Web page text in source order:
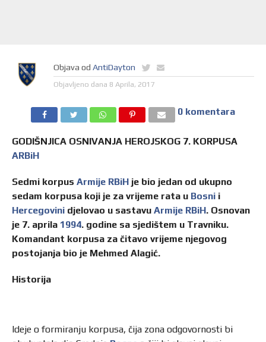
Objava od AntiDayton
Objavljeno dana 8 Aprila, 2017
0 komentara
GODIŠNJICA OSNIVANJA HEROJSKOG 7. KORPUSA
ARBiH
Sedmi korpus Armije RBiHje bio jedan od ukupno
sedam korpusa koji je za vrijeme rata u Bosnii
Hercegovinidjelovao u sastavu Armije RBiH. Osnovan
je 7. aprila 1994. godine sa sjedištem u Travniku.
Komandant korpusa za čitavo vrijeme njegovog
postojanja bio je Mehmed Alagić.
Historija
Ideje o formiranju korpusa, čija zona odgovornosti bi